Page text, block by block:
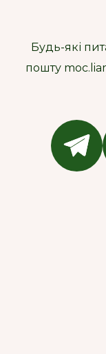
Будь-які
пошту